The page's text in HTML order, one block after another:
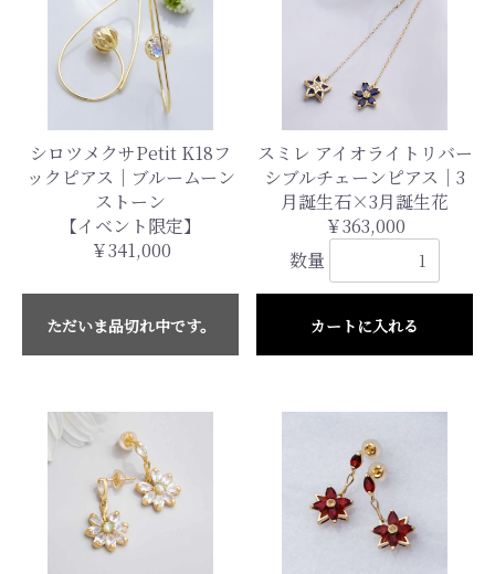
シロツメクサPetit K18フ
ックピアス｜ブルームーン
ストーン
【イベント限定】
￥341,000
ただいま品切れ中です。
スミレ アイオライトリバー
シブルチェーンピアス｜3
月誕生石×3月誕生花
￥363,000
数量
カートに入れる